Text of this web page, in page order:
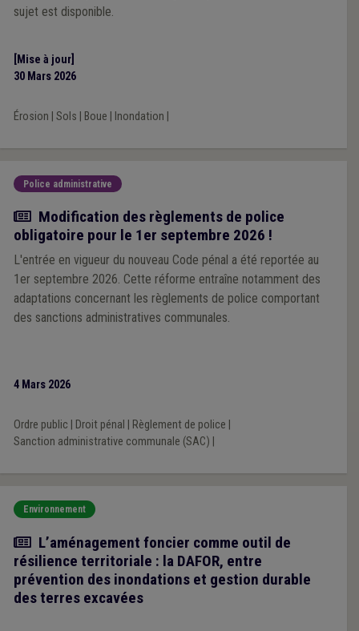
sujet est disponible.
[Mise à jour]
30 Mars 2026
Érosion Sols Boue Inondation
Police administrative
Actualité
Modification des règlements de police
obligatoire pour le 1er septembre 2026 !
L'entrée en vigueur du nouveau Code pénal a été reportée au
1er septembre 2026. Cette réforme entraîne notamment des
adaptations concernant les règlements de police comportant
des sanctions administratives communales.
4 Mars 2026
Ordre public Droit pénal Règlement de police
Sanction administrative communale (SAC)
Environnement
Article
L’aménagement foncier comme outil de
résilience territoriale : la DAFOR, entre
prévention des inondations et gestion durable
des terres excavées